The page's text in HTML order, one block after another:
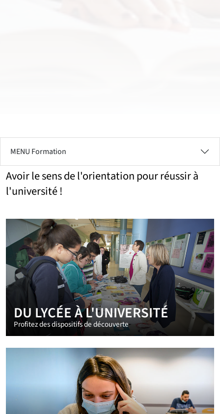
MENU Formation
Avoir le sens de l'orientation pour réussir à
l'université !
DU LYCÉE À L'UNIVERSITÉ
Profitez des dispositifs de découverte